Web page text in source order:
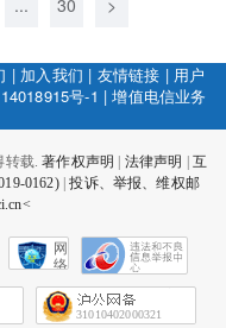
... 30 >
| 加入我们 | 友情链接 | 用户
号-1 |增值电信业务
转载.著作权声明 法律声明
互
0162)|投诉、举报、维权邮
网
络
会
征
31010402000321